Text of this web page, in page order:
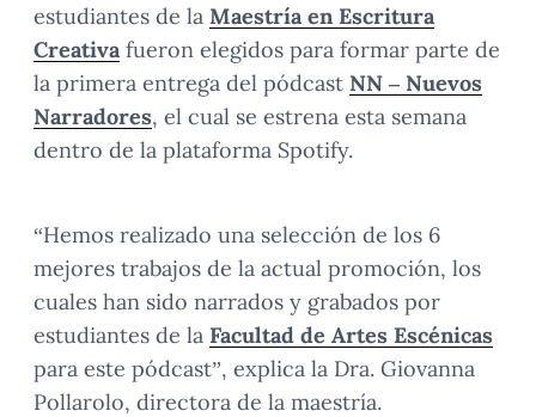
estudiantes de la Maestría en Escritura
Creativafueron elegidos para formar parte de
la primera entrega del pódcast NN – Nuevos
Narradores, el cual se estrena esta semana
dentro de la plataforma Spotify.
“Hemos realizado una selección de los 6
mejores trabajos de la actual promoción, los
cuales han sido narrados y grabados por
estudiantes de la Facultad de Artes Escénicas
para este pódcast”, explica la Dra. Giovanna
Pollarolo, directora de la maestría.